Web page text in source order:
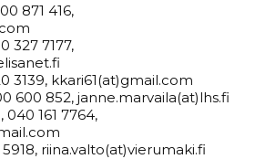
871 416,
327 7177,
3139, kkari61(at)gmail.com
600 852, janne.marvaila(at)lhs.fi
161 7764,
riina.valto(at)vierumaki.fi